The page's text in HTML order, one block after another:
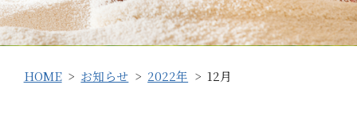
HOME お知らせ 2022年 12月